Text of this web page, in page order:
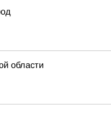
области